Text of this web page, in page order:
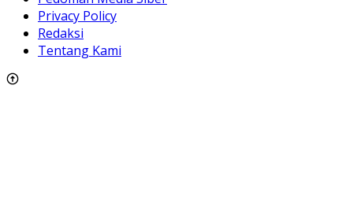
Privacy Policy
Redaksi
Tentang Kami